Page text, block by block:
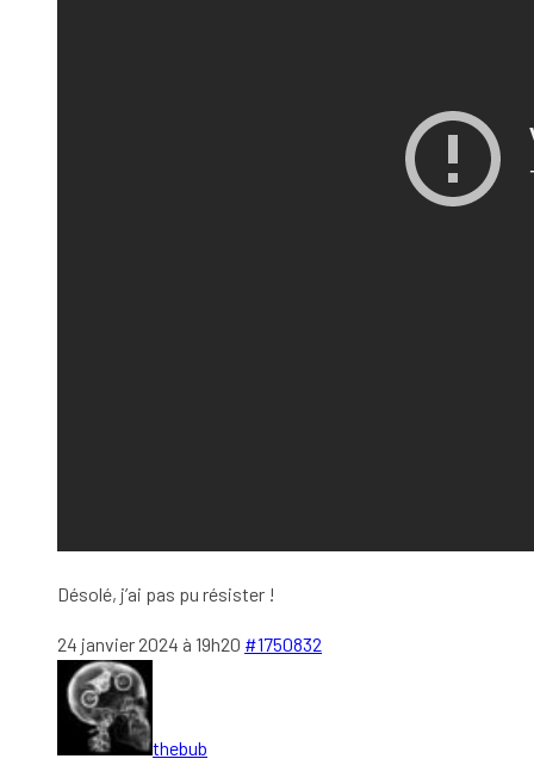
Désolé, j’ai pas pu résister !
24 janvier 2024 à 19h20 #1750832
thebub